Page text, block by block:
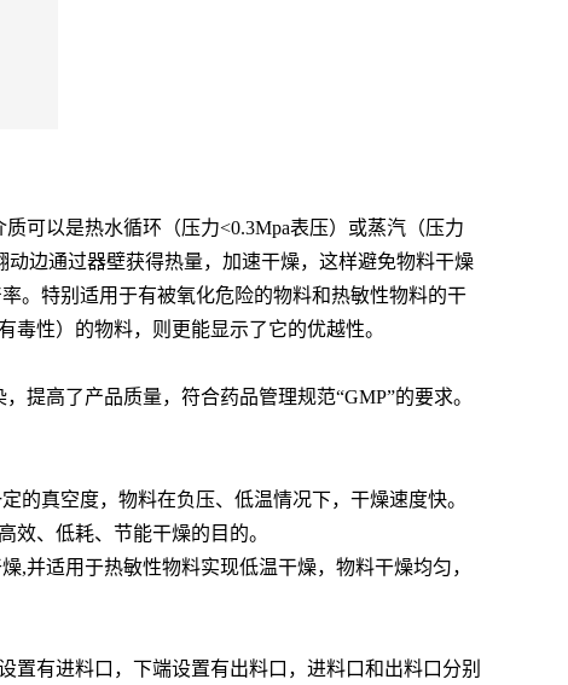
可以是热水循环（压力<0.3Mpa表压）或蒸汽（压力
边通过器壁获得热量，加速干燥，这样避免物料干燥
。特别适用于有被氧化危险的物料和热敏性物料的干
性）的物料，则更能显示了它的优越性。
提高了产品质量，符合药品管理规范“GMP”的要求。
的真空度，物料在负压、低温情况下，干燥速度快。
、低耗、节能干燥的目的。
,并适用于热敏性物料实现低温干燥，物料干燥均匀，
有进料口，下端设置有出料口，进料口和出料口分别